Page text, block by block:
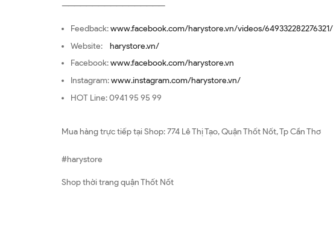
—————————————————
Feedback:www.facebook.com/harystore.vn/videos/649332282276321/
Website: harystore.vn/
Facebook:www.facebook.com/harystore.vn
Instagram:www.instagram.com/harystore.vn/
HOT Line: 0941 95 95 99
Mua hàng trực tiếp tại Shop: 774 Lê Thị Tạo, Quận Thốt Nốt, Tp Cần Thơ
#harystore
Shop thời trang quận Thốt Nốt